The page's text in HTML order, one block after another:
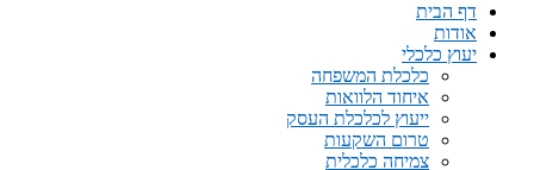
דף הבית
אודות
יעוץ כלכלי
כלכלת המשפחה
איחוד הלוואות
ייעוץ לכלכלת העסק
טרום השקעות
צמיחה כלכלית